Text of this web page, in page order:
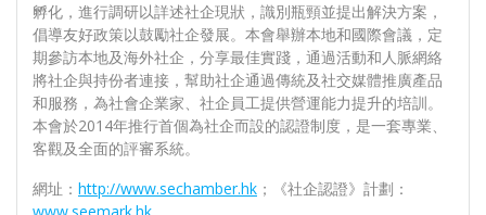
孵化，進行調研以詳述社企現狀，識別瓶頸並提出解決方案，
倡導友好政策以鼓勵社企發展。本會舉辦本地和國際會議，定
期參訪本地及海外社企，分享最佳實踐，通過活動和人脈網絡
將社企與持份者連接，幫助社企通過傳統及社交媒體推廣產品
和服務，為社會企業家、社企員工提供營運能力提升的培訓。
本會於2014年推行首個為社企而設的認證制度，是一套專業、
客觀及全面的評審系統。
網址： http://www.sechamber.hk ；《社企認證》計劃：